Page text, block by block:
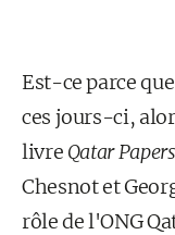
Est-ce parce
ces jours-ci,
livre Qatar
Chesnot et
rôle de l'ONG